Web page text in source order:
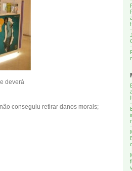
deverá
conseguiu retirar danos morais;